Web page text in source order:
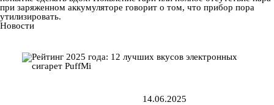
при заряженном аккумуляторе говорит о том, что прибор пора
утилизировать.
Новости
14.06.2025